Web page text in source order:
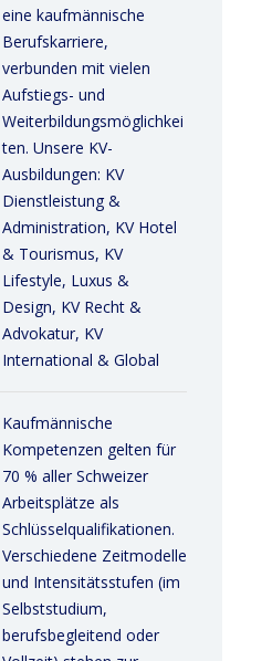
eine kaufmännische
Berufskarriere,
verbunden mit vielen
Aufstiegs- und
Weiterbildungsmöglichkei
ten. Unsere KV-
Ausbildungen: KV
Dienstleistung &
Administration, KV Hotel
& Tourismus, KV
Lifestyle, Luxus &
Design, KV Recht &
Advokatur, KV
International & Global
Kaufmännische
Kompetenzen gelten für
70 % aller Schweizer
Arbeitsplätze als
Schlüsselqualifikationen.
Verschiedene Zeitmodelle
und Intensitätsstufen (im
Selbststudium,
berufsbegleitend oder